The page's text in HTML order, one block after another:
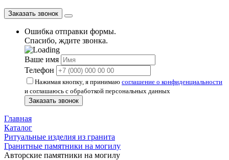
Заказать звонок
Ошибка отправки формы.
Спасибо, ждите звонка.
Ваше имя
Телефон
Нажимая кнопку, я принимаю соглашение о конфиденциальности
и соглашаюсь с обработкой персональных данных
Заказать звонок
Главная
Каталог
Ритуальные изделия из гранита
Гранитные памятники на могилу
Авторские памятники на могилу